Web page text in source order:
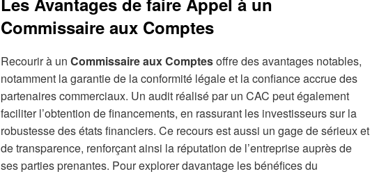
Commissaire aux Comptes
Recourir à un Commissaire aux Comptesoffre des avantages notables,
notamment la garantie de la conformité légale et la confiance accrue des
partenaires commerciaux. Un audit réalisé par un CAC peut également
faciliter l’obtention de financements, en rassurant les investisseurs sur la
robustesse des états financiers. Ce recours est aussi un gage de sérieux et
de transparence, renforçant ainsi la réputation de l’entreprise auprès de
ses parties prenantes. Pour explorer davantage les bénéfices du